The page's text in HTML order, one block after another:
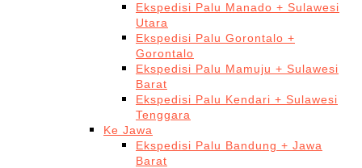
Ekspedisi Palu Manado + Sulawesi
Utara
Ekspedisi Palu Gorontalo +
Gorontalo
Ekspedisi Palu Mamuju + Sulawesi
Barat
Ekspedisi Palu Kendari + Sulawesi
Tenggara
Ke Jawa
Ekspedisi Palu Bandung + Jawa
Barat